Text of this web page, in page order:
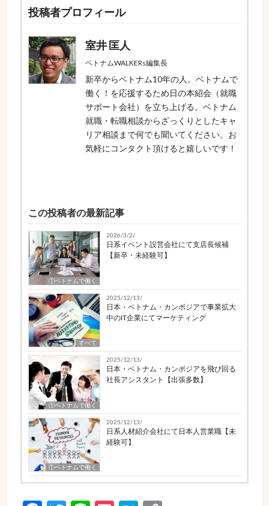
投稿者プロフィール
室井 匡人
ベトナムWALKERs編集長
新卒からベトナム10年の人。ベトナムで
働く！を応援するため日の本紹会（就職
サポート会社）を立ち上げる。ベトナム
就職・転職相談からざっくりとしたキャ
リア相談まで何でも聞いてください。お
気軽にコンタクト頂けると嬉しいです！
この投稿者の最新記事
①ベトナムで働く
2026/3/2/
日系イベント設営会社にて支店長候補
【新卒・未経験可】
すべて
2025/12/13/
日本・ベトナム・カンボジアで事業拡大
中のIT企業にてマーケティング
①ベトナムで働く
2025/12/13/
日本・ベトナム・カンボジアを飛び回る
社長アシスタント【出張多数】
①ベトナムで働く
2025/12/13/
日系人材紹介会社にて日本人営業職【未
経験可】